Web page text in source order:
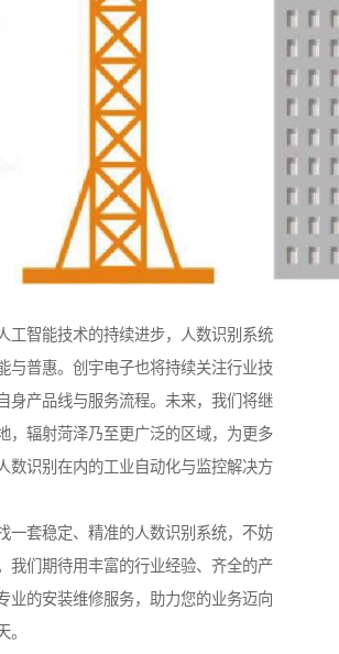
工智能技术的持续进步，人数识别系统
与普惠。创宇电子也将持续关注行业技
身产品线与服务流程。未来，我们将继
，辐射菏泽乃至更广泛的区域，为更多
数识别在内的工业自动化与监控解决方
一套稳定、精准的人数识别系统，不妨
我们期待用丰富的行业经验、齐全的产
业的安装维修服务，助力您的业务迈向
。